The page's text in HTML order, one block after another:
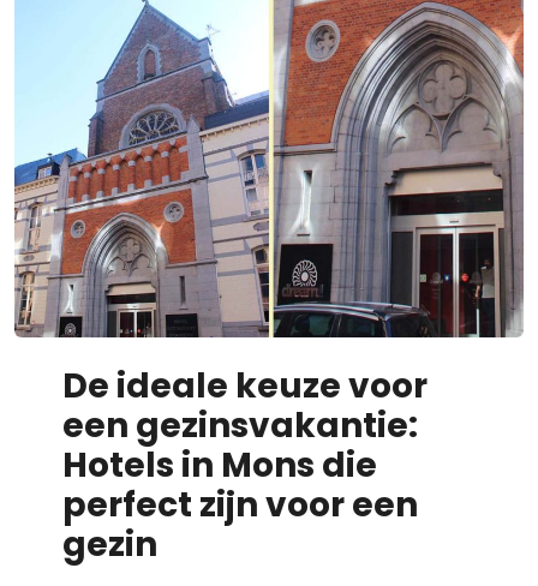
De ideale keuze voor
een gezinsvakantie:
Hotels in Mons die
perfect zijn voor een
gezin